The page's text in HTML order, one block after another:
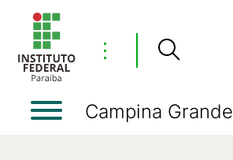
⋮
Campina Grande